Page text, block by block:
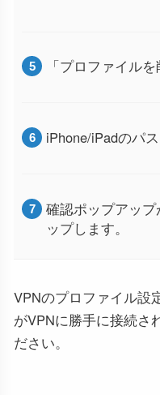
「プロファイル
iPhone/iPadのパ
確認ポップアッ
ップします。
VPNのプロファイル設
がVPNに勝手に接続さ
ださい。